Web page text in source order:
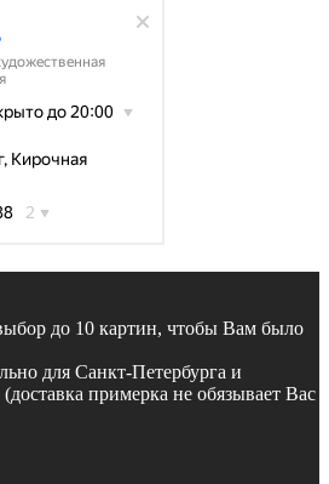
до 10 картин, чтобы Вам было
для Санкт-Петербурга и
примерка не обязывает Вас